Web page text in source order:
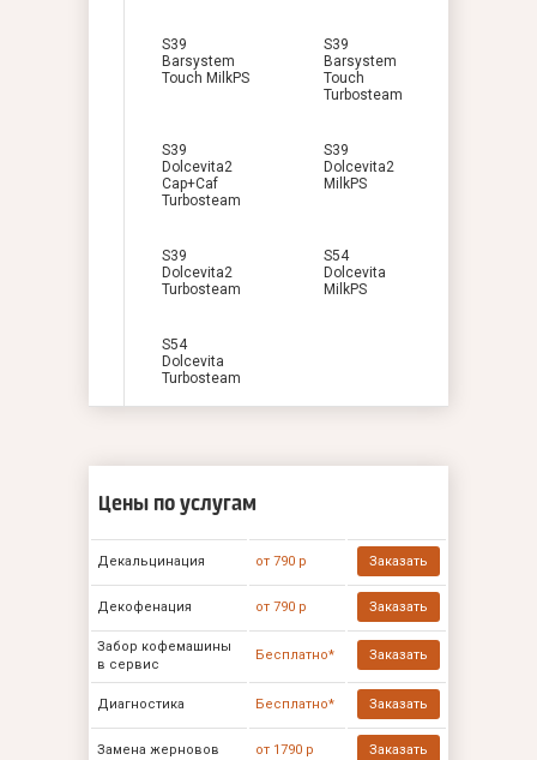
S39
Barsystem
Touch MilkPS
S39
Barsystem
Touch
Turbosteam
S39
Dolcevita2
Cap+Caf
Turbosteam
S39
Dolcevita2
MilkPS
S39
Dolcevita2
Turbosteam
S54
Dolcevita
MilkPS
S54
Dolcevita
Turbosteam
Цены по услугам
Декальцинация от 790 р Заказать
Декофенация от 790 р Заказать
Забор кофемашины
в сервис
Бесплатно* Заказать
Диагностика Бесплатно* Заказать
Замена жерновов от 1790 р Заказать